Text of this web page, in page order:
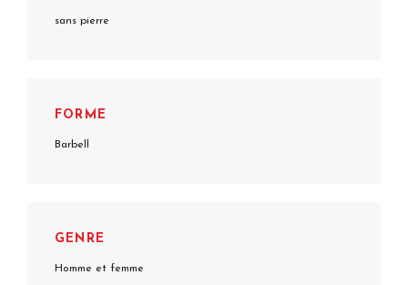
sans pierre
FORME
Barbell
GENRE
Homme et femme